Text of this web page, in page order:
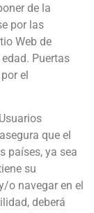
de la
por las
Web de
Puertas
el
que el
países, ya sea
su
o navegar en el
deberá